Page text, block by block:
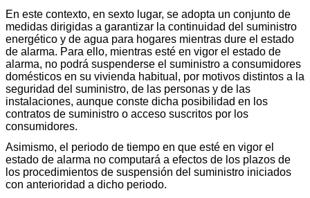
En este contexto, en sexto lugar, se adopta un conjunto de
medidas dirigidas a garantizar la continuidad del suministro
energético y de agua para hogares mientras dure el estado
de alarma. Para ello, mientras esté en vigor el estado de
alarma, no podrá suspenderse el suministro a consumidores
domésticos en su vivienda habitual, por motivos distintos a la
seguridad del suministro, de las personas y de las
instalaciones, aunque conste dicha posibilidad en los
contratos de suministro o acceso suscritos por los
consumidores.
Asimismo, el periodo de tiempo en que esté en vigor el
estado de alarma no computará a efectos de los plazos de
los procedimientos de suspensión del suministro iniciados
con anterioridad a dicho periodo.